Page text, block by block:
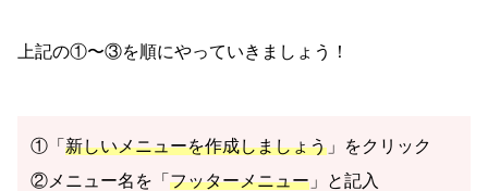
上記の①〜③を順にやっていきましょう！
①「 新しいメニューを作成しましょう 」をクリック
②メニュー名を「 フッターメニュー 」と記入